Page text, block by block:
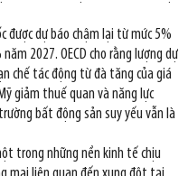
được dự báo chậm lại từ mức 5%
2027. OECD cho rằng lượng dự
chế tác động từ đà tăng của giá
giảm thuế quan và năng lực
bất động sản suy yếu vẫn là
trong những nền kinh tế chịu